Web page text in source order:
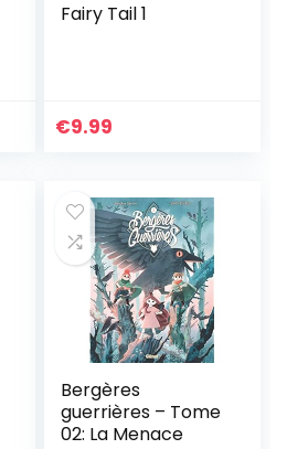
Fairy Tail 1
€9.99
Bergères
guerrières – Tome
02: La Menace